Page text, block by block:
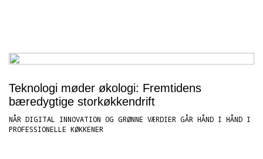
Teknologi møder økologi: Fremtidens
bæredygtige storkøkkendrift
NÅR DIGITAL INNOVATION OG GRØNNE VÆRDIER GÅR HÅND I HÅND I
PROFESSIONELLE KØKKENER